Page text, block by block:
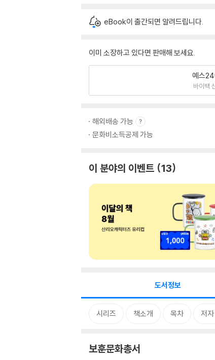
eBook이 출간되면 알려드립니다.
이미 소장하고 있다면 판매해 보세요.
예스
바이백
해외배송 가능
문화비소득공제 가능
이 분야의 이벤트 13
도서정보
시리즈 책소개 목차 저
보훈문화총서